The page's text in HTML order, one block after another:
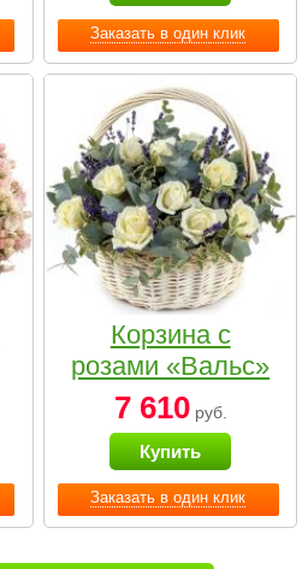
Заказать в один клик
Заказать в один клик
Корзина с
розами «Вальс»
7 610руб.
Купить